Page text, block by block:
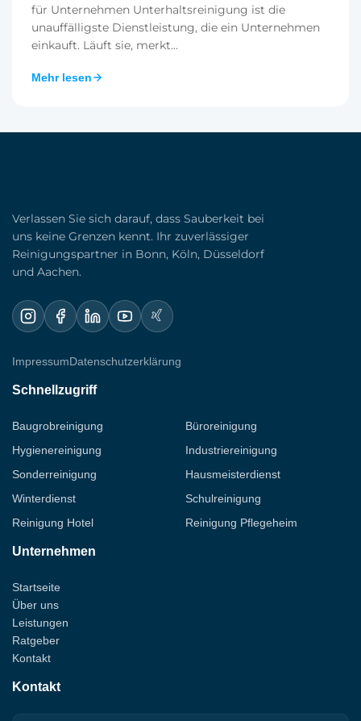
für Unternehmen Unterhaltsreinigung ist die
unauffälligste Dienstleistung, die ein Unternehmen
einkauft. Läuft sie, merkt...
Mehr lesen
Verlassen Sie sich darauf, dass Sauberkeit bei
uns keine Grenzen kennt. Ihr zuverlässiger
Reinigungspartner in Bonn, Köln, Düsseldorf
und Aachen.
ImpressumDatenschutzerklärung
Schnellzugriff
Baugrobreinigung
Büroreinigung
Hygienereinigung
Industriereinigung
Sonderreinigung
Hausmeisterdienst
Winterdienst
Schulreinigung
Reinigung Hotel
Reinigung Pflegeheim
Unternehmen
Startseite
Über uns
Leistungen
Ratgeber
Kontakt
Kontakt